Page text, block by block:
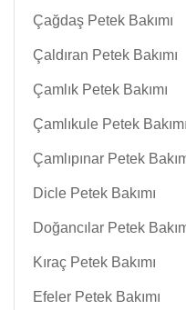
Çağdaş Petek Bakımı
Çaldıran Petek Bakımı
Çamlık Petek Bakımı
Çamlıkule Petek Bakımı
Çamlıpınar Petek
Dicle Petek Bakımı
Doğancılar Petek
Kıraç Petek Bakımı
Efeler Petek Bakımı